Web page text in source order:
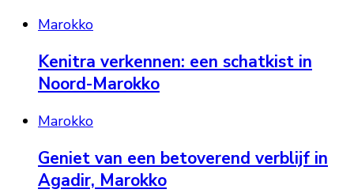
Marokko
Kenitra verkennen: een schatkist in
Noord-Marokko
Marokko
Geniet van een betoverend verblijf in
Agadir, Marokko